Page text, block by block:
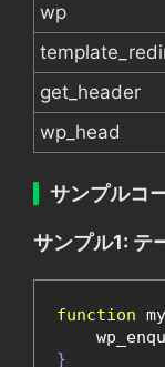
wp
get_header
wp_head
サンプルコ
サンプル1: テ
function
}